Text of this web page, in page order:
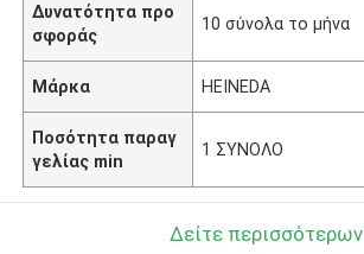
Δυνατότητα προ
σφοράς
10 σύνολα το μήνα
Μάρκα HEINEDA
Ποσότητα παραγ
γελίας min
1 ΣΥΝΟΛΟ
Δείτε περισσότερων